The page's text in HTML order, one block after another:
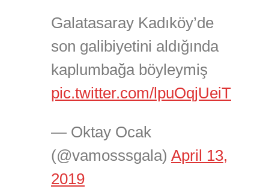
Galatasaray Kadıköy’de
son galibiyetini aldığında
kaplumbağa böyleymiş
pic.twitter.com/lpuOqjUeiT
— Oktay Ocak
(@vamosssgala) April 13,
2019